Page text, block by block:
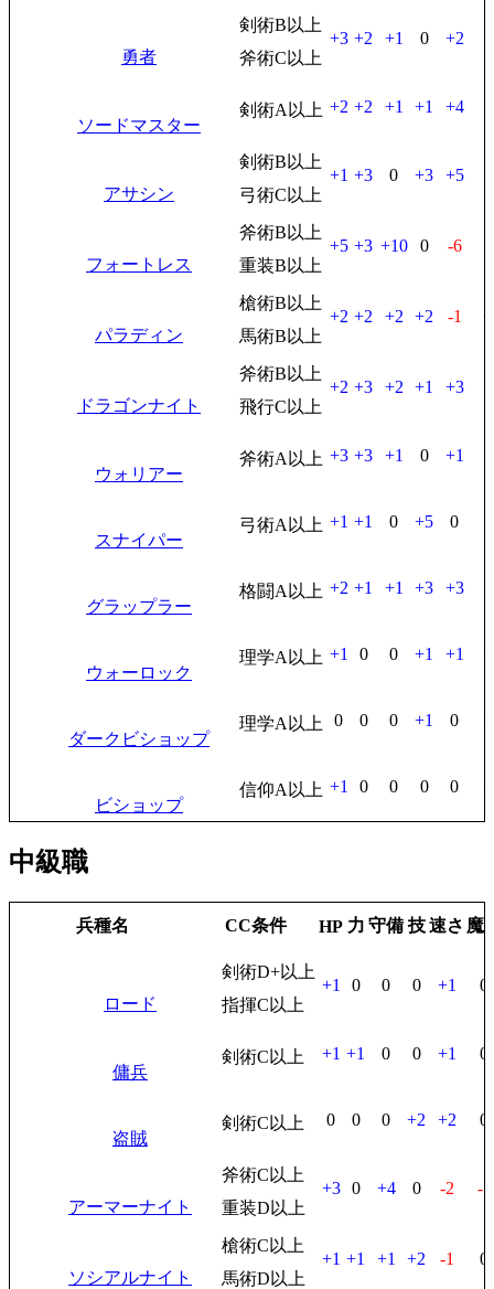
勇者
剣術B以上
斧術C以上
+3 +2 +1 0 +2
ソードマスター
剣術A以上 +2 +2 +1 +1 +4
アサシン
剣術B以上
弓術C以上
+1 +3 0 +3 +5
フォートレス
斧術B以上
重装B以上
+5 +3 +10 0 -6
パラディン
槍術B以上
馬術B以上
+2 +2 +2 +2 -1
ドラゴンナイト
斧術B以上
飛行C以上
+2 +3 +2 +1 +3
ウォリアー
斧術A以上 +3 +3 +1 0 +1
スナイパー
弓術A以上 +1 +1 0 +5 0
グラップラー
格闘A以上 +2 +1 +1 +3 +3
ウォーロック
理学A以上 +1 0 0 +1 +1
ダークビショップ
理学A以上 0 0 0 +1 0
ビショップ
信仰A以上 +1 0 0 0 0
中級職
兵種名 CC条件 HP 力 守備 技 速さ 魔
ロード
剣術D+以上
指揮C以上
+1 0 0 0 +1 0
傭兵
剣術C以上 +1 +1 0 0 +1 0
盗賊
剣術C以上 0 0 0 +2 +2 0
アーマーナイト
斧術C以上
重装D以上
+3 0 +4 0 -2 -1
ソシアルナイト
槍術C以上
馬術D以上
+1 +1 +1 +2 -1 0